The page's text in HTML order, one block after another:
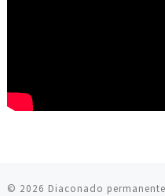
© 2026 Diaconado permanente